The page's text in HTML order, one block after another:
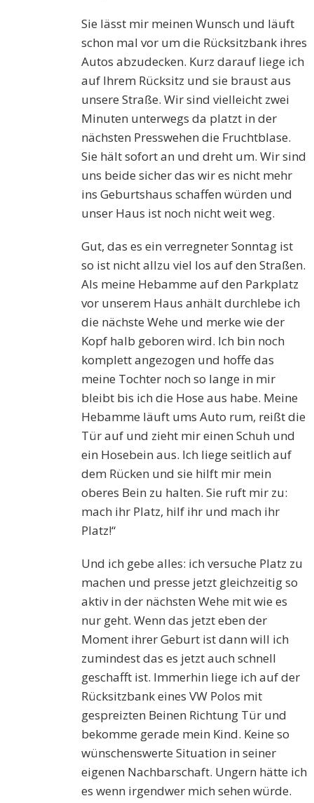
Sie lässt mir meinen Wunsch und läuft
schon mal vor um die Rücksitzbank ihres
Autos abzudecken. Kurz darauf liege ich
auf Ihrem Rücksitz und sie braust aus
unsere Straße. Wir sind vielleicht zwei
Minuten unterwegs da platzt in der
nächsten Presswehen die Fruchtblase.
Sie hält sofort an und dreht um. Wir sind
uns beide sicher das wir es nicht mehr
ins Geburtshaus schaffen würden und
unser Haus ist noch nicht weit weg.
Gut, das es ein verregneter Sonntag ist
so ist nicht allzu viel los auf den Straßen.
Als meine Hebamme auf den Parkplatz
vor unserem Haus anhält durchlebe ich
die nächste Wehe und merke wie der
Kopf halb geboren wird. Ich bin noch
komplett angezogen und hoffe das
meine Tochter noch so lange in mir
bleibt bis ich die Hose aus habe. Meine
Hebamme läuft ums Auto rum, reißt die
Tür auf und zieht mir einen Schuh und
ein Hosebein aus. Ich liege seitlich auf
dem Rücken und sie hilft mir mein
oberes Bein zu halten. Sie ruft mir zu:
mach ihr Platz, hilf ihr und mach ihr
Platz!“
Und ich gebe alles: ich versuche Platz zu
machen und presse jetzt gleichzeitig so
aktiv in der nächsten Wehe mit wie es
nur geht. Wenn das jetzt eben der
Moment ihrer Geburt ist dann will ich
zumindest das es jetzt auch schnell
geschafft ist. Immerhin liege ich auf der
Rücksitzbank eines VW Polos mit
gespreizten Beinen Richtung Tür und
bekomme gerade mein Kind. Keine so
wünschenswerte Situation in seiner
eigenen Nachbarschaft. Ungern hätte ich
es wenn irgendwer mich sehen würde.